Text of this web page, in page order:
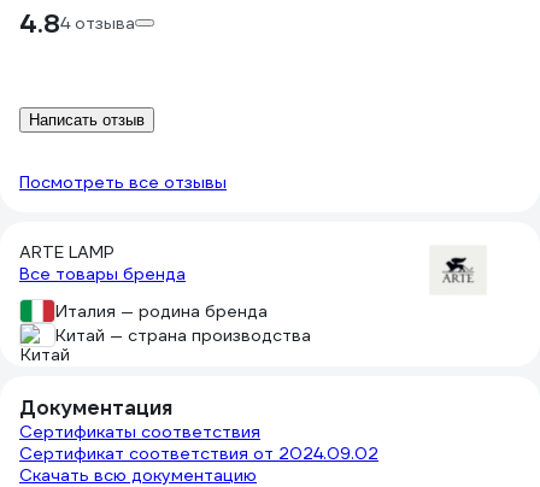
4.84 отзыва
Написать отзыв
Посмотреть все отзывы
ARTE LAMP
Все товары бренда
Италия — родина бренда
Китай — страна производства
Документация
Сертификаты соответствия
Сертификат соответствия от 2024.09.02
Скачать всю документацию